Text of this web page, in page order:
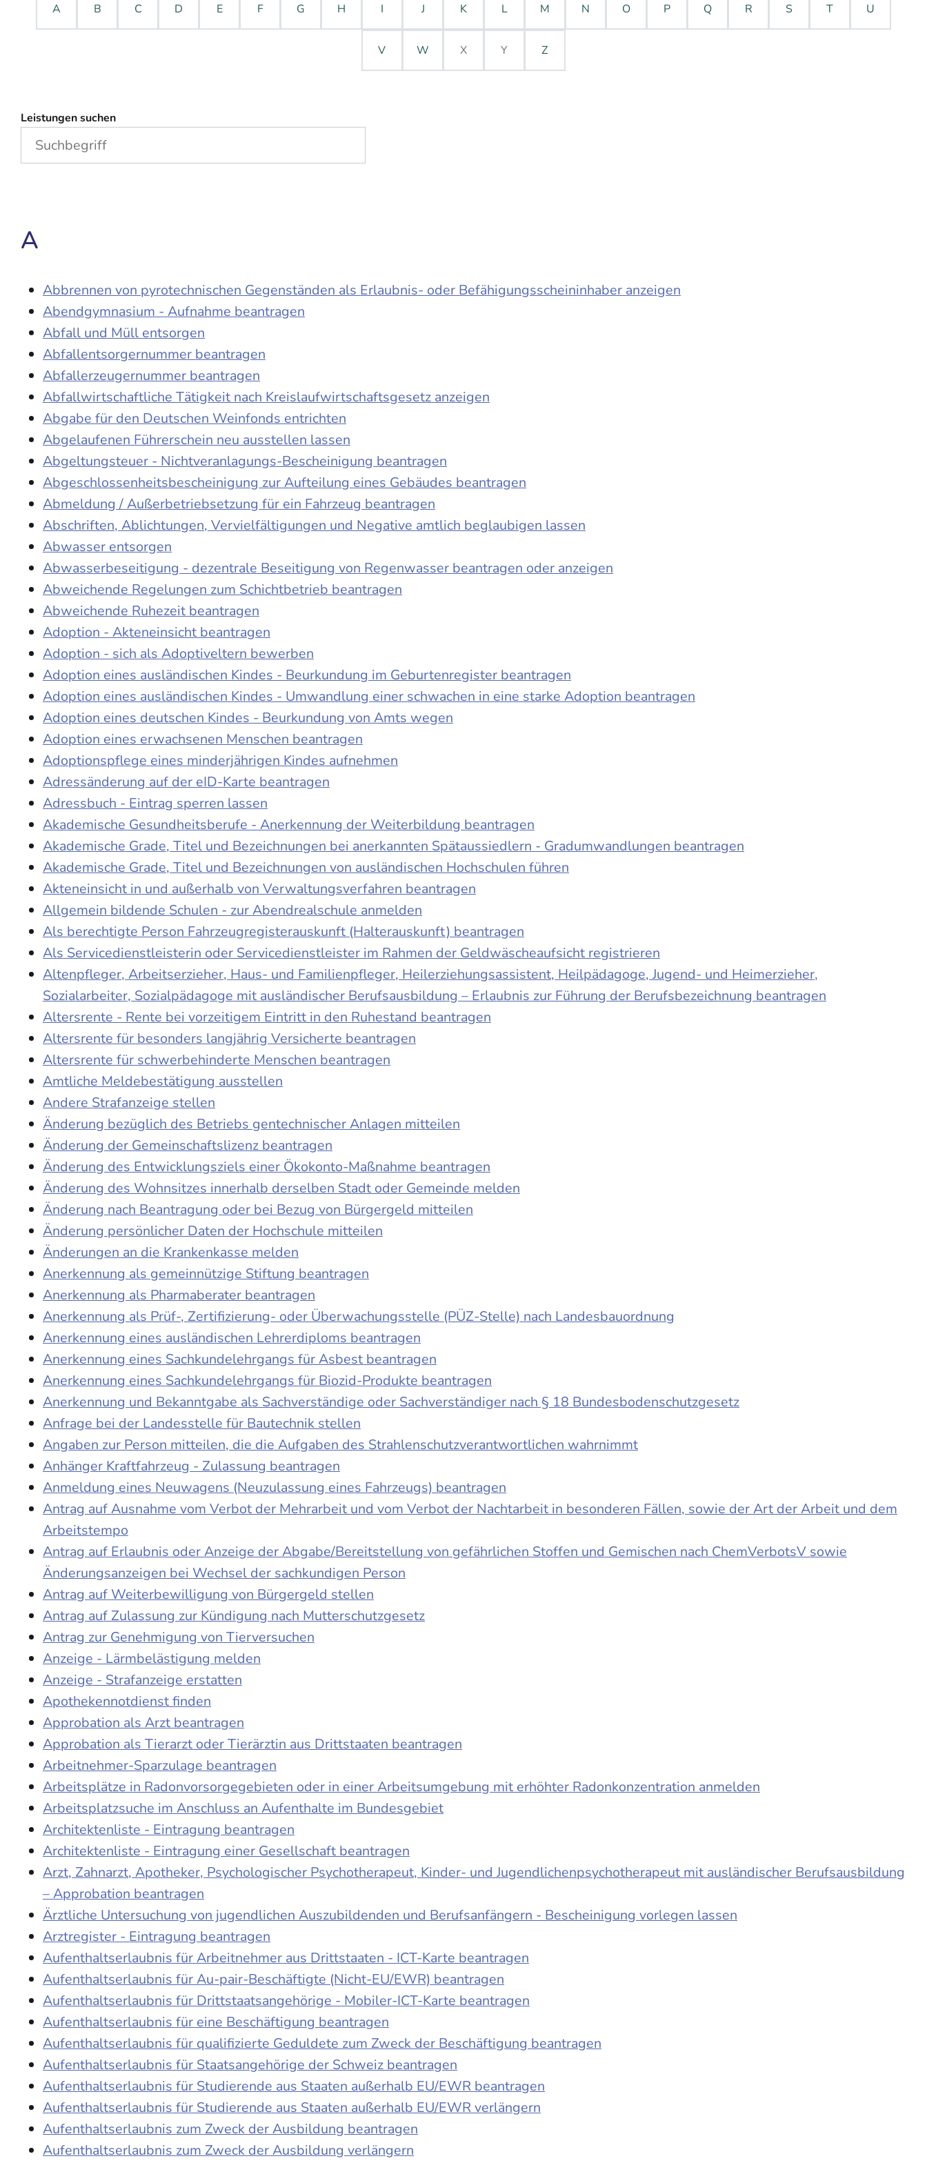
A B C D E F G H I J K L M N O P Q R S T U
V W X Y Z
Leistungen suchen
A
Abbrennen von pyrotechnischen Gegenständen als Erlaubnis- oder Befähigungsscheininhaber anzeigen
Abendgymnasium - Aufnahme beantragen
Abfall und Müll entsorgen
Abfallentsorgernummer beantragen
Abfallerzeugernummer beantragen
Abfallwirtschaftliche Tätigkeit nach Kreislaufwirtschaftsgesetz anzeigen
Abgabe für den Deutschen Weinfonds entrichten
Abgelaufenen Führerschein neu ausstellen lassen
Abgeltungsteuer - Nichtveranlagungs-Bescheinigung beantragen
Abgeschlossenheitsbescheinigung zur Aufteilung eines Gebäudes beantragen
Abmeldung / Außerbetriebsetzung für ein Fahrzeug beantragen
Abschriften, Ablichtungen, Vervielfältigungen und Negative amtlich beglaubigen lassen
Abwasser entsorgen
Abwasserbeseitigung - dezentrale Beseitigung von Regenwasser beantragen oder anzeigen
Abweichende Regelungen zum Schichtbetrieb beantragen
Abweichende Ruhezeit beantragen
Adoption - Akteneinsicht beantragen
Adoption - sich als Adoptiveltern bewerben
Adoption eines ausländischen Kindes - Beurkundung im Geburtenregister beantragen
Adoption eines ausländischen Kindes - Umwandlung einer schwachen in eine starke Adoption beantragen
Adoption eines deutschen Kindes - Beurkundung von Amts wegen
Adoption eines erwachsenen Menschen beantragen
Adoptionspflege eines minderjährigen Kindes aufnehmen
Adressänderung auf der eID-Karte beantragen
Adressbuch - Eintrag sperren lassen
Akademische Gesundheitsberufe - Anerkennung der Weiterbildung beantragen
Akademische Grade, Titel und Bezeichnungen bei anerkannten Spätaussiedlern - Gradumwandlungen beantragen
Akademische Grade, Titel und Bezeichnungen von ausländischen Hochschulen führen
Akteneinsicht in und außerhalb von Verwaltungsverfahren beantragen
Allgemein bildende Schulen - zur Abendrealschule anmelden
Als berechtigte Person Fahrzeugregisterauskunft (Halterauskunft) beantragen
Als Servicedienstleisterin oder Servicedienstleister im Rahmen der Geldwäscheaufsicht registrieren
Altenpfleger, Arbeitserzieher, Haus- und Familienpfleger, Heilerziehungsassistent, Heilpädagoge, Jugend- und Heimerzieher,
Sozialarbeiter, Sozialpädagoge mit ausländischer Berufsausbildung – Erlaubnis zur Führung der Berufsbezeichnung beantragen
Altersrente - Rente bei vorzeitigem Eintritt in den Ruhestand beantragen
Altersrente für besonders langjährig Versicherte beantragen
Altersrente für schwerbehinderte Menschen beantragen
Amtliche Meldebestätigung ausstellen
Andere Strafanzeige stellen
Änderung bezüglich des Betriebs gentechnischer Anlagen mitteilen
Änderung der Gemeinschaftslizenz beantragen
Änderung des Entwicklungsziels einer Ökokonto-Maßnahme beantragen
Änderung des Wohnsitzes innerhalb derselben Stadt oder Gemeinde melden
Änderung nach Beantragung oder bei Bezug von Bürgergeld mitteilen
Änderung persönlicher Daten der Hochschule mitteilen
Änderungen an die Krankenkasse melden
Anerkennung als gemeinnützige Stiftung beantragen
Anerkennung als Pharmaberater beantragen
Anerkennung als Prüf-, Zertifizierung- oder Überwachungsstelle (PÜZ-Stelle) nach Landesbauordnung
Anerkennung eines ausländischen Lehrerdiploms beantragen
Anerkennung eines Sachkundelehrgangs für Asbest beantragen
Anerkennung eines Sachkundelehrgangs für Biozid-Produkte beantragen
Anerkennung und Bekanntgabe als Sachverständige oder Sachverständiger nach § 18 Bundesbodenschutzgesetz
Anfrage bei der Landesstelle für Bautechnik stellen
Angaben zur Person mitteilen, die die Aufgaben des Strahlenschutzverantwortlichen wahrnimmt
Anhänger Kraftfahrzeug - Zulassung beantragen
Anmeldung eines Neuwagens (Neuzulassung eines Fahrzeugs) beantragen
Antrag auf Ausnahme vom Verbot der Mehrarbeit und vom Verbot der Nachtarbeit in besonderen Fällen, sowie der Art der Arbeit und dem
Arbeitstempo
Antrag auf Erlaubnis oder Anzeige der Abgabe/Bereitstellung von gefährlichen Stoffen und Gemischen nach ChemVerbotsV sowie
Änderungsanzeigen bei Wechsel der sachkundigen Person
Antrag auf Weiterbewilligung von Bürgergeld stellen
Antrag auf Zulassung zur Kündigung nach Mutterschutzgesetz
Antrag zur Genehmigung von Tierversuchen
Anzeige - Lärmbelästigung melden
Anzeige - Strafanzeige erstatten
Apothekennotdienst finden
Approbation als Arzt beantragen
Approbation als Tierarzt oder Tierärztin aus Drittstaaten beantragen
Arbeitnehmer-Sparzulage beantragen
Arbeitsplätze in Radonvorsorgegebieten oder in einer Arbeitsumgebung mit erhöhter Radonkonzentration anmelden
Arbeitsplatzsuche im Anschluss an Aufenthalte im Bundesgebiet
Architektenliste - Eintragung beantragen
Architektenliste - Eintragung einer Gesellschaft beantragen
Arzt, Zahnarzt, Apotheker, Psychologischer Psychotherapeut, Kinder- und Jugendlichenpsychotherapeut mit ausländischer Berufsausbildung
– Approbation beantragen
Ärztliche Untersuchung von jugendlichen Auszubildenden und Berufsanfängern - Bescheinigung vorlegen lassen
Arztregister - Eintragung beantragen
Aufenthaltserlaubnis für Arbeitnehmer aus Drittstaaten - ICT-Karte beantragen
Aufenthaltserlaubnis für Au-pair-Beschäftigte (Nicht-EU/EWR) beantragen
Aufenthaltserlaubnis für Drittstaatsangehörige - Mobiler-ICT-Karte beantragen
Aufenthaltserlaubnis für eine Beschäftigung beantragen
Aufenthaltserlaubnis für qualifizierte Geduldete zum Zweck der Beschäftigung beantragen
Aufenthaltserlaubnis für Staatsangehörige der Schweiz beantragen
Aufenthaltserlaubnis für Studierende aus Staaten außerhalb EU/EWR beantragen
Aufenthaltserlaubnis für Studierende aus Staaten außerhalb EU/EWR verlängern
Aufenthaltserlaubnis zum Zweck der Ausbildung beantragen
Aufenthaltserlaubnis zum Zweck der Ausbildung verlängern